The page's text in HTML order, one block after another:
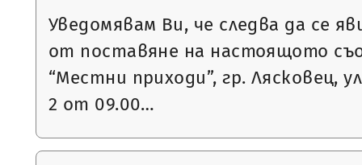
Уведомявам Ви, че следва да се
от поставяне на настоящото
“Местни приходи”, гр. Лясковец,
2 от 09.00…